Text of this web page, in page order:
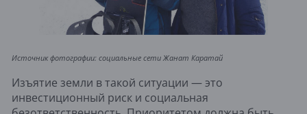
Источник фотографии: социальные сети Жанат Каратай
Изъятие земли в такой ситуации — это
инвестиционный риск и социальная